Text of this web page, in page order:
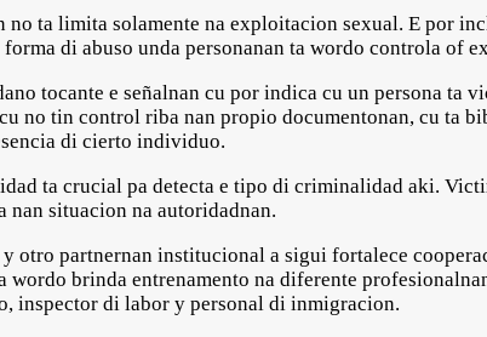
no ta limita solamente na exploitacion sexual. E por
di abuso unda personanan ta wordo controla of
tocante e señalnan cu por indica cu un persona ta
no tin control riba nan propio documentonan, cu ta
di cierto individuo.
ta crucial pa detecta e tipo di criminalidad aki.
nan situacion na autoridadnan.
otro partnernan institucional a sigui fortalece
wordo brinda entrenamento na diferente
inspector di labor y personal di inmigracion.